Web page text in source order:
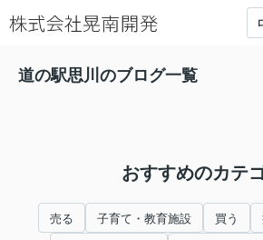
道の駅思川のブログ一覧
おすすめのカテ
売る 子育て・教育施設 買う